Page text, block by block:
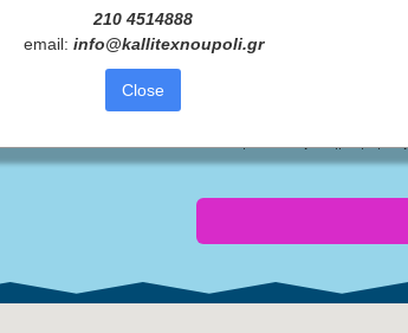
Όρους
διαβάσει τις
210 4514888
email: info@kallitexnoupoli.gr
Close